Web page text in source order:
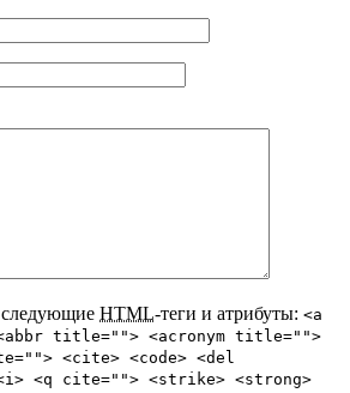
HTML-теги и атрибуты: <a
title=""> <acronym title="">
<cite> <code> <del
<i> <q cite=""> <strike> <strong>